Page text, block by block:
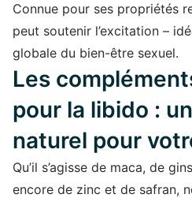
Connue pour ses propriétés
peut soutenir l’excitation –
globale du bien-être sexuel.
Les
pour la libido :
naturel pour
Qu’il s’agisse de maca, de
encore de zinc et de safran,